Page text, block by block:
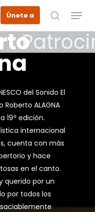
Únete a
busque en
Menu
del Sonido El
ALAGNA
19ª edición.
internacional
cuenta con más
y hace
en el canto.
querido por un
por todos los